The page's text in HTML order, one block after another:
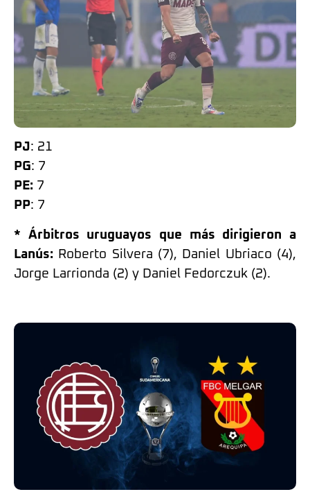
PJ: 21
PG: 7
PE: 7
PP: 7
* Árbitros uruguayos que más dirigieron a
Lanús: Roberto Silvera (7), Daniel Ubriaco (4),
Jorge Larrionda (2) y Daniel Fedorczuk (2).